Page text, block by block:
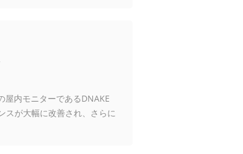
内モニターであるDNAKE
スが大幅に改善され、さらに
がさらに向上しています。